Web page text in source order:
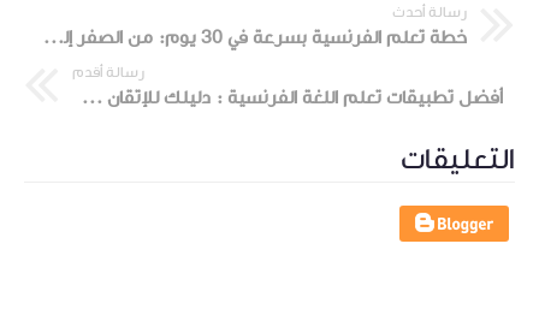
رسالة أحدث
خطة تعلم الفرنسية بسرعة في 30 يوم: من الصفر إلى المحادثة
رسالة أقدم
أفضل تطبيقات تعلم اللغة الفرنسية : دليلك للإتقان من هاتفك
التعليقات